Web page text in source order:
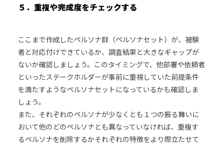
５．重複や完成度をチェックする
ここまで作成したペルソナ群（ペルソナセット）が、被験
者と対応付けできているか、調査結果と大きなギャップが
ないか確認しましょう。このタイミングで、他部署や依頼者
といったステークホルダーが事前に重視していた前提条件
を満たすようなペルソナセットになっているかも確認しま
しょう。
また、それぞれのペルソナが少なくとも１つの振る舞いに
おいて他のどのペルソナとも異なっていなければ、重複す
るペルソナを削除するかそれぞれの特徴をより際立たせて